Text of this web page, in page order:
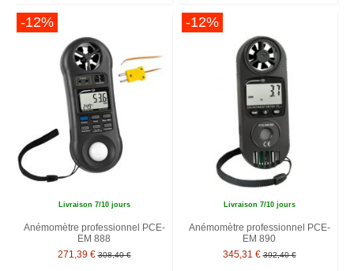
-12%
Livraison 7/10 jours
Anémomètre professionnel PCE-
EM 888
271,39 € 308,40 €
-12%
Livraison 7/10 jours
Anémomètre professionnel PCE-
EM 890
345,31 € 392,40 €